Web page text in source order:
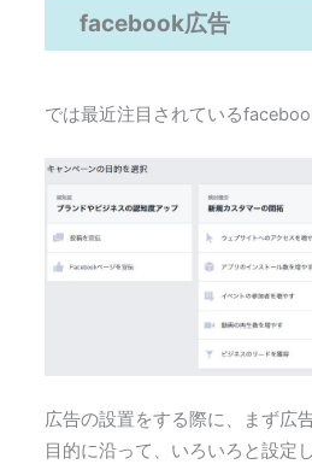
facebook広告
では最近注目されている
広告の設置をする際に、まず広
目的に沿って、いろいろと設定